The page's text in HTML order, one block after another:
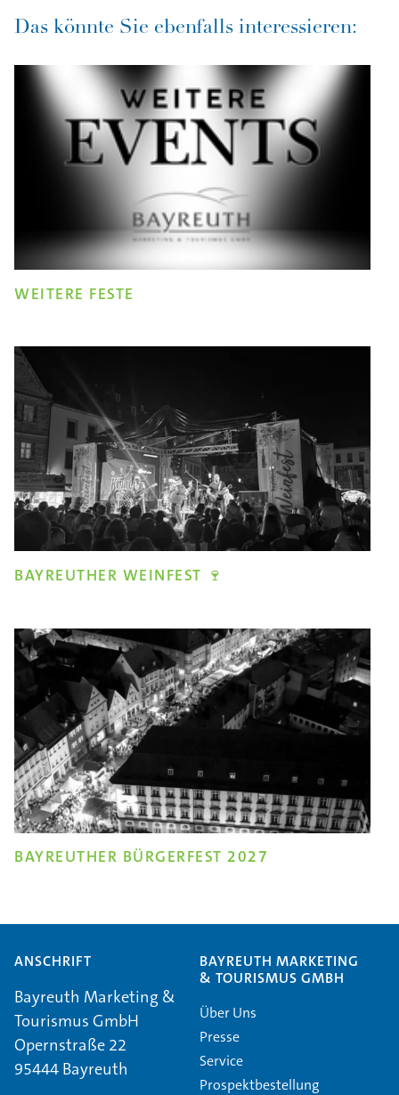
Das könnte Sie ebenfalls interessieren:
WEITERE FESTE
BAYREUTHER WEINFEST 🍷
BAYREUTHER BÜRGERFEST 2027
ANSCHRIFT
Bayreuth Marketing &
Tourismus GmbH
Opernstraße 22
95444 Bayreuth
BAYREUTH MARKETING
& TOURISMUS GMBH
Über Uns
Presse
Service
Prospektbestellung